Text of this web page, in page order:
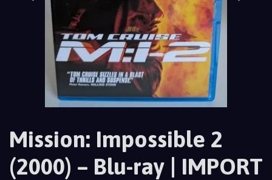
Mission: Impossible 2
(2000) – Blu-ray | IMPORT